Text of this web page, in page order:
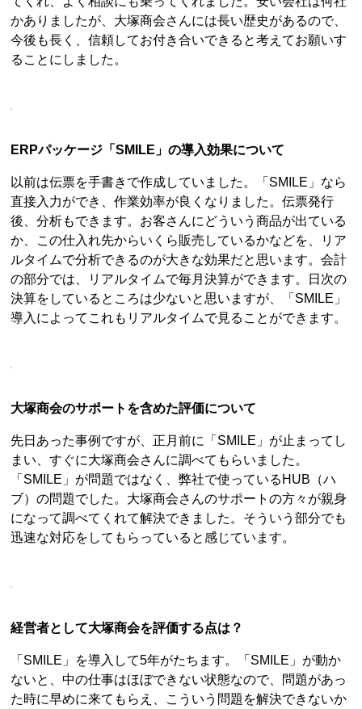
かありましたが、大塚商会さんには長い歴史があるので、
今後も長く、信頼してお付き合いできると考えてお願いす
ることにしました。
ERPパッケージ「SMILE」の導入効果について
以前は伝票を手書きで作成していました。「SMILE」なら
直接入力ができ、作業効率が良くなりました。伝票発行
後、分析もできます。お客さんにどういう商品が出ている
か、この仕入れ先からいくら販売しているかなどを、リア
ルタイムで分析できるのが大きな効果だと思います。会計
の部分では、リアルタイムで毎月決算ができます。日次の
決算をしているところは少ないと思いますが、「SMILE」
導入によってこれもリアルタイムで見ることができます。
大塚商会のサポートを含めた評価について
先日あった事例ですが、正月前に「SMILE」が止まってし
まい、すぐに大塚商会さんに調べてもらいました。
「SMILE」が問題ではなく、弊社で使っているHUB（ハ
ブ）の問題でした。大塚商会さんのサポートの方々が親身
になって調べてくれて解決できました。そういう部分でも
迅速な対応をしてもらっていると感じています。
経営者として大塚商会を評価する点は？
「SMILE」を導入して5年がたちます。「SMILE」が動か
ないと、中の仕事はほぼできない状態なので、問題があっ
た時に早めに来てもらえ、こういう問題を解決できないか